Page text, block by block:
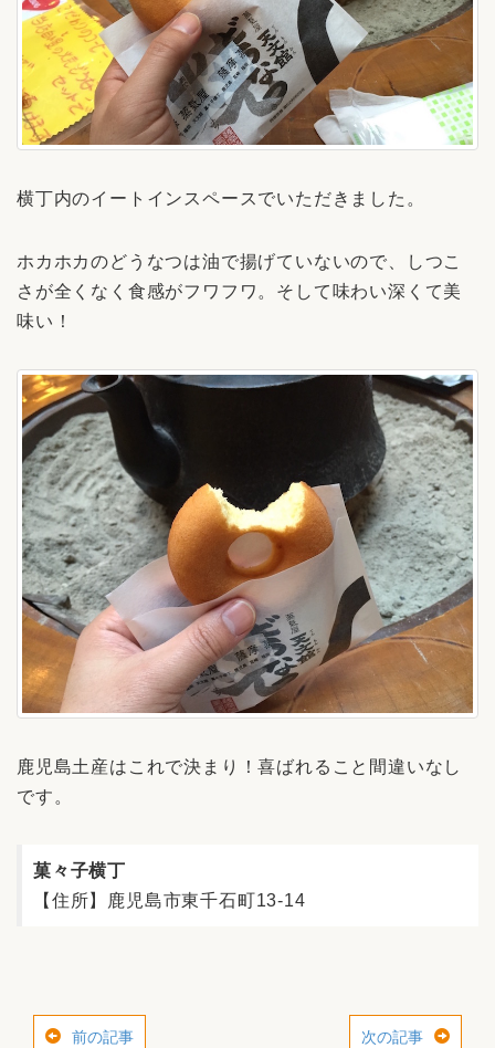
横丁内のイートインスペースでいただきました。
ホカホカのどうなつは油で揚げていないので、しつこ
さが全くなく食感がフワフワ。そして味わい深くて美
味い！
鹿児島土産はこれで決まり！喜ばれること間違いなし
です。
菓々子横丁
【住所】鹿児島市東千石町13-14
前の記事 次の記事